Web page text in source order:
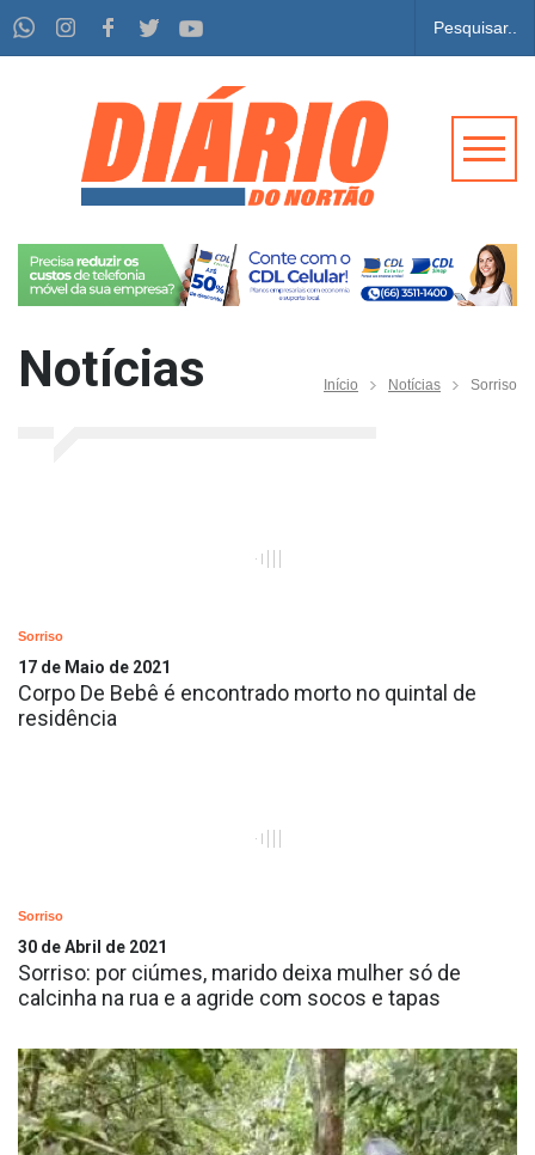
Início Notícias Sorriso
Notícias
Sorriso
17 de Maio de 2021
Corpo De Bebê é encontrado morto no quintal de
residência
Sorriso
30 de Abril de 2021
Sorriso: por ciúmes, marido deixa mulher só de
calcinha na rua e a agride com socos e tapas